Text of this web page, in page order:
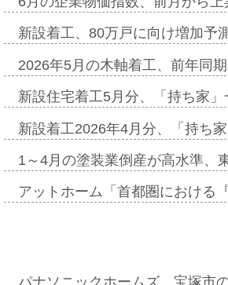
新設着工、80万戸に向け増加
2026年5月の木軸着工、前年同
新設住宅着工5月分、「持ち家
新設着工2026年4月分、「持ち
1～4月の塗装業倒産が高水準
アットホーム「首都圏における
パナソニックホームズ、宝塚市